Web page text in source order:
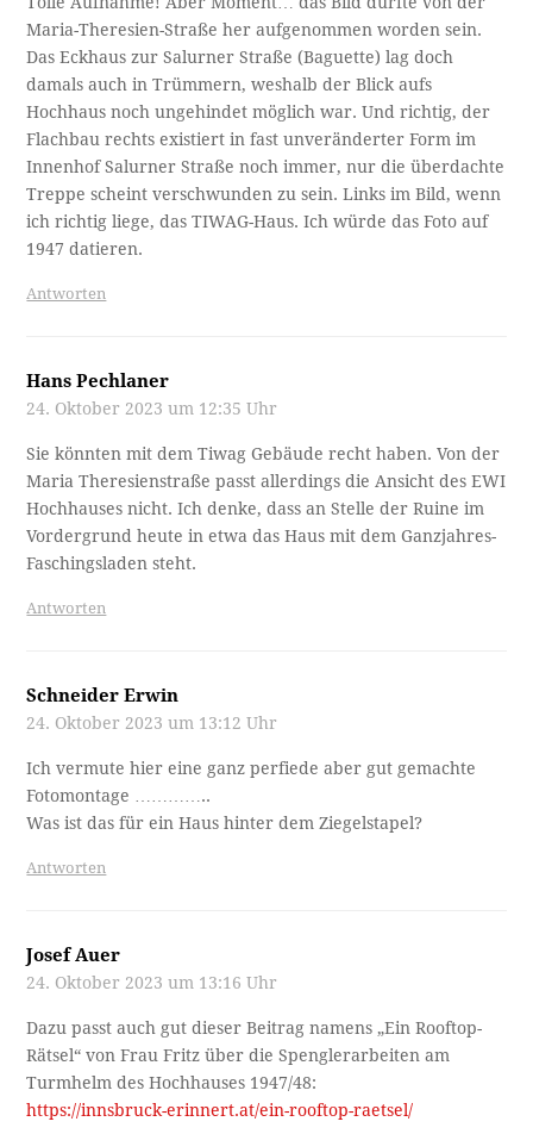
Maria-Theresien-Straße her aufgenommen worden sein.
Das Eckhaus zur Salurner Straße (Baguette) lag doch
damals auch in Trümmern, weshalb der Blick aufs
Hochhaus noch ungehindet möglich war. Und richtig, der
Flachbau rechts existiert in fast unveränderter Form im
Innenhof Salurner Straße noch immer, nur die überdachte
Treppe scheint verschwunden zu sein. Links im Bild, wenn
ich richtig liege, das TIWAG-Haus. Ich würde das Foto auf
1947 datieren.
Antworten
Hans Pechlaner
24. Oktober 2023 um 12:35 Uhr
Sie könnten mit dem Tiwag Gebäude recht haben. Von der
Maria Theresienstraße passt allerdings die Ansicht des EWI
Hochhauses nicht. Ich denke, dass an Stelle der Ruine im
Vordergrund heute in etwa das Haus mit dem Ganzjahres-
Faschingsladen steht.
Antworten
Schneider Erwin
24. Oktober 2023 um 13:12 Uhr
Ich vermute hier eine ganz perfiede aber gut gemachte
Fotomontage …………..
Was ist das für ein Haus hinter dem Ziegelstapel?
Antworten
Josef Auer
24. Oktober 2023 um 13:16 Uhr
Dazu passt auch gut dieser Beitrag namens „Ein Rooftop-
Rätsel“ von Frau Fritz über die Spenglerarbeiten am
Turmhelm des Hochhauses 1947/48:
https://innsbruck-erinnert.at/ein-rooftop-raetsel/